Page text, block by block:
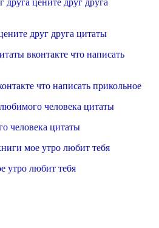
друг друга цитаты
что написать прикольное
человека цитаты
утро любит тебя